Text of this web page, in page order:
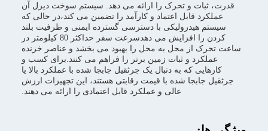
قدرت، ثبات و تحرک را ارائه می دهد. سیستم سوخت دیزل آن
عملکرد قابل اعتماد و کارآمد را تضمین می کند،در حالی که
سیستم هیدرولیکی با دسترسی گسترده ایمنی و ظرفیت بلند
کردن را افزایش می دهدسرعت سفر حداکثر 80 کیلومتر در
ساعت تحرک از محل به محل را بهبود می بخشد و عناصر خزنده
عملکرد و ثبات زمین برتر را فراهم می کنند.برای کسب و
کارهایی که به دنبال یک جرثقیل جابجا شده با عملکرد بالا یا
جرثقیل جابجا شده با قیمت رقابتی هستند، این تجهیزات ارزش
عالی و عملکرد قابل اعتمادی را ارائه می دهند.